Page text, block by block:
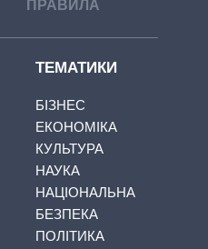
ПРАВИЛА
ТЕМАТИКИ
БІЗНЕС
ЕКОНОМІКА
КУЛЬТУРА
НАУКА
НАЦІОНАЛЬНА
БЕЗПЕКА
ПОЛІТИКА